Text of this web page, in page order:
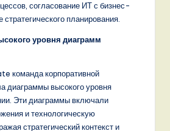
согласование ИТ с бизнес-
планирования.
уровня диаграмм
команда корпоративной
диаграммы высокого уровня
Эти диаграммы включали
и технологическую
стратегический контекст и